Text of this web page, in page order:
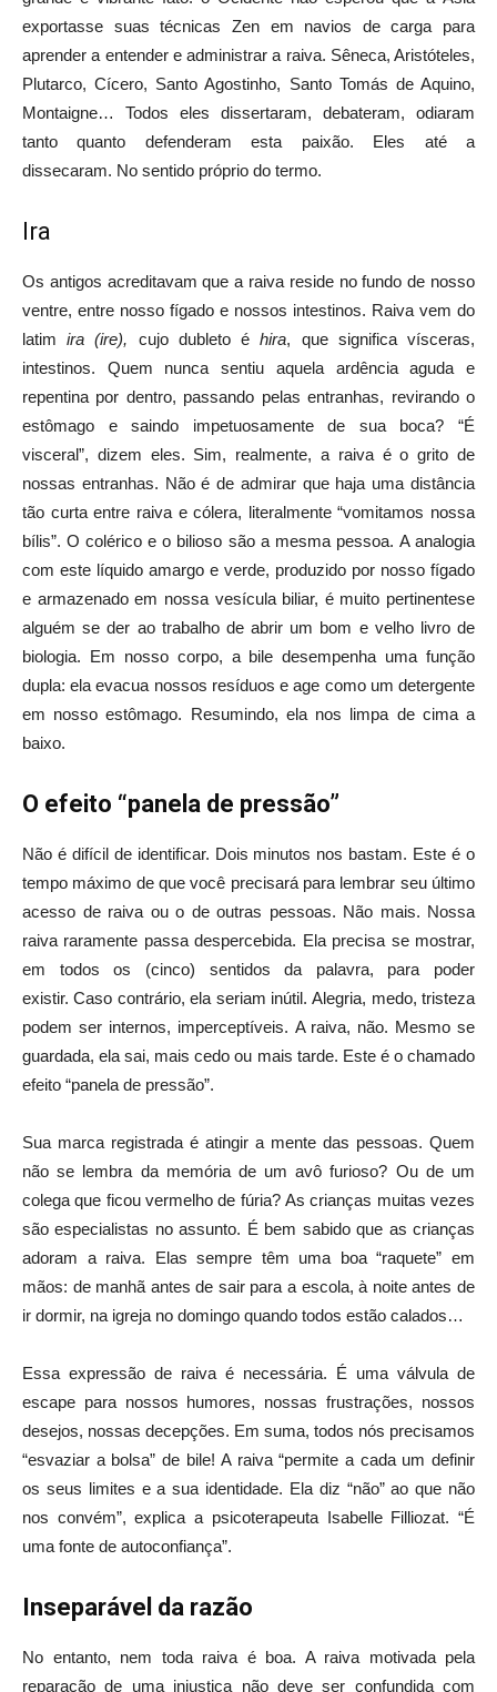
exportasse suas técnicas Zen em navios de carga para
aprender a entender e administrar a raiva. Sêneca, Aristóteles,
Plutarco, Cícero, Santo Agostinho, Santo Tomás de Aquino,
Montaigne… Todos eles dissertaram, debateram, odiaram
tanto quanto defenderam esta paixão. Eles até a
dissecaram. No sentido próprio do termo.
Ira
Os antigos acreditavam que a raiva reside no fundo de nosso
ventre, entre nosso fígado e nossos intestinos. Raiva vem do
latimira (ire), cujo dubleto éhira, que significa vísceras,
intestinos. Quem nunca sentiu aquela ardência aguda e
repentina por dentro, passando pelas entranhas, revirando o
estômago e saindo impetuosamente de sua boca? “É
visceral”, dizem eles. Sim, realmente, a raiva é o grito de
nossas entranhas. Não é de admirar que haja uma distância
tão curta entre raiva e cólera, literalmente “vomitamos nossa
bílis”. O colérico e o bilioso são a mesma pessoa. A analogia
com este líquido amargo e verde, produzido por nosso fígado
e armazenado em nossa vesícula biliar, é muito pertinentese
alguém se der ao trabalho de abrir um bom e velho livro de
biologia. Em nosso corpo, a bile desempenha uma função
dupla: ela evacua nossos resíduos e age como um detergente
em nosso estômago. Resumindo, ela nos limpa de cima a
baixo.
O efeito “panela de pressão”
Não é difícil de identificar. Dois minutos nos bastam. Este é o
tempo máximo de que você precisará para lembrar seu último
acesso de raiva ou o de outras pessoas. Não mais. Nossa
raiva raramente passa despercebida. Ela precisa se mostrar,
em todos os (cinco) sentidos da palavra, para poder
existir. Caso contrário, ela seriam inútil. Alegria, medo, tristeza
podem ser internos, imperceptíveis. A raiva, não. Mesmo se
guardada, ela sai, mais cedo ou mais tarde. Este é o chamado
efeito “panela de pressão”.
Sua marca registrada é atingir a mente das pessoas. Quem
não se lembra da memória de um avô furioso? Ou de um
colega que ficou vermelho de fúria? As crianças muitas vezes
são especialistas no assunto. É bem sabido que as crianças
adoram a raiva. Elas sempre têm uma boa “raquete” em
mãos: de manhã antes de sair para a escola, à noite antes de
ir dormir, na igreja no domingo quando todos estão calados…
Essa expressão de raiva é necessária. É uma válvula de
escape para nossos humores, nossas frustrações, nossos
desejos, nossas decepções. Em suma, todos nós precisamos
“esvaziar a bolsa” de bile! A raiva “permite a cada um definir
os seus limites e a sua identidade. Ela diz “não” ao que não
nos convém”, explica a psicoterapeuta Isabelle Filliozat. “É
uma fonte de autoconfiança”.
Inseparável da razão
No entanto, nem toda raiva é boa. A raiva motivada pela
reparação de uma injustiça não deve ser confundida com